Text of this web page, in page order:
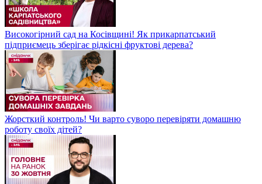
Високогірний сад на Косівщині! Як прикарпатський
підприємець зберігає рідкісні фруктові дерева?
Жорсткий контроль! Чи варто суворо перевіряти домашню
роботу своїх дітей?